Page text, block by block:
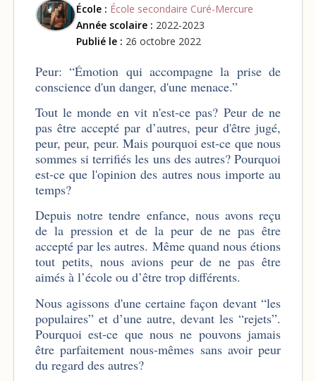
École : École secondaire Curé-Mercure
Année scolaire : 2022-2023
Publié le : 26 octobre 2022
Peur: “Émotion qui accompagne la prise de
conscience d'un danger, d'une menace.”
Tout le monde en vit n'est-ce pas? Peur de ne
pas être accepté par d’autres, peur d'être jugé,
peur, peur, peur. Mais pourquoi est-ce que nous
sommes si terrifiés les uns des autres? Pourquoi
est-ce que l'opinion des autres nous importe au
temps?
Depuis notre tendre enfance, nous avons reçu
de la pression et de la peur de ne pas être
accepté par les autres. Même quand nous étions
tout petits, nous avions peur de ne pas être
aimés à l’école ou d’être trop différents.
Nous agissons d'une certaine façon devant “les
populaires” et d’une autre, devant les “rejets”.
Pourquoi est-ce que nous ne pouvons jamais
être parfaitement nous-mêmes sans avoir peur
du regard des autres?